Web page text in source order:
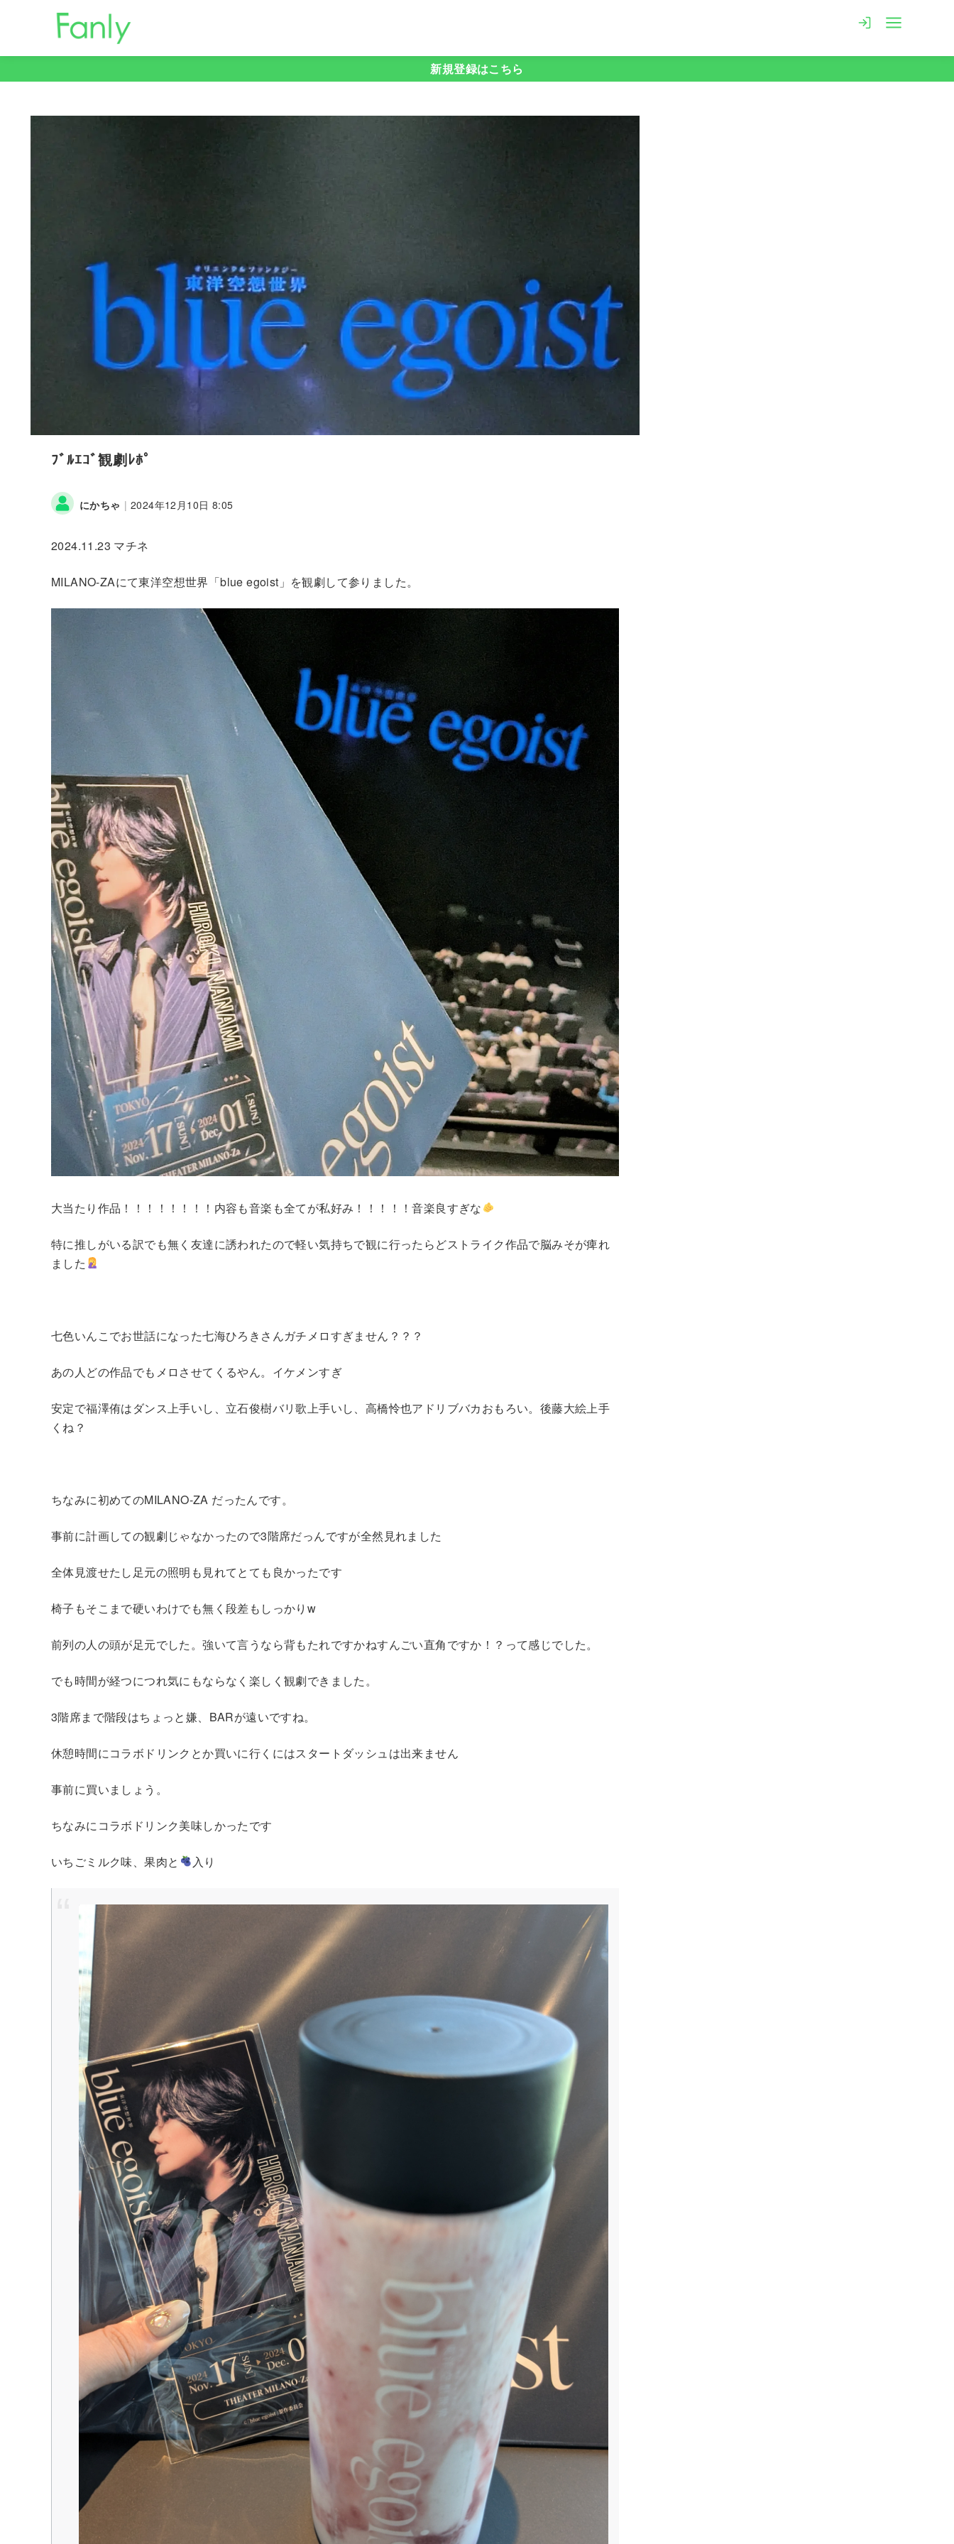
ツ
新規登録はこちら
ﾌﾞﾙｴｺﾞ観劇ﾚﾎﾟ
にかちゃ | 2024年12月10日 8:05
2024.11.23 マチネ
MILANO-ZAにて東洋空想世界「blue egoist」を観劇して参りました。
大当たり作品！！！！！！！！内容も音楽も全てが私好み！！！！！音楽良すぎな
特に推しがいる訳でも無く友達に誘われたので軽い気持ちで観に行ったらどストライク作品で脳みそが痺れ
ました
七色いんこでお世話になった七海ひろきさんガチメロすぎません？？？
あの人どの作品でもメロさせてくるやん。イケメンすぎ
安定で福澤侑はダンス上手いし、立石俊樹バリ歌上手いし、高橋怜也アドリブバカおもろい。後藤大絵上手
くね？
ちなみに初めてのMILANO-ZA だったんです。
事前に計画しての観劇じゃなかったので3階席だっんですが全然見れました
全体見渡せたし足元の照明も見れてとても良かったです
椅子もそこまで硬いわけでも無く段差もしっかりw
前列の人の頭が足元でした。強いて言うなら背もたれですかねすんごい直角ですか！？って感じでした。
でも時間が経つにつれ気にもならなく楽しく観劇できました。
3階席まで階段はちょっと嫌、BARが遠いですね。
休憩時間にコラボドリンクとか買いに行くにはスタートダッシュは出来ません
事前に買いましょう。
ちなみにコラボドリンク美味しかったです
いちごミルク味、果肉と 入り